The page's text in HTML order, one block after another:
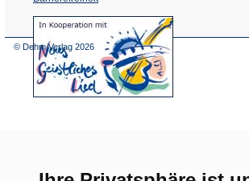
(Öffnet
in
© Dehm Verlag 2026